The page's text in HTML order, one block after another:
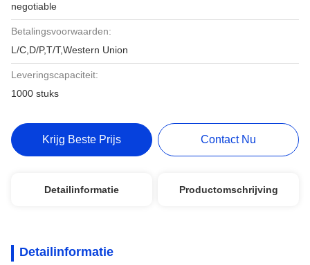
negotiable
Betalingsvoorwaarden:
L/C,D/P,T/T,Western Union
Leveringscapaciteit:
1000 stuks
Krijg Beste Prijs Contact Nu
Detailinformatie Productomschrijving
Detailinformatie